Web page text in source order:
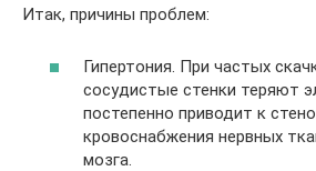
Итак, причины проблем:
Гипертония. При частых
сосудистые стенки теряют
постепенно приводит к
кровоснабжения нервных
мозга.